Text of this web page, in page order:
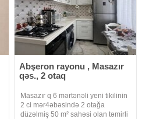
Abşeron rayonu , Masazır
qəs., 2 otaq
Masazır q 6 mərtənəli yeni tikilinin
2 ci mər4əbəsində 2 otağa
düzəlmiş 50 m² sahəsi olan təmirli